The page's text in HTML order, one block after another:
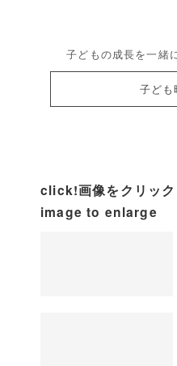
子どもの成長を一緒
子ども
click!画像をクリッ
image to enlarge